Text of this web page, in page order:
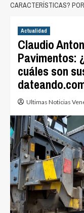
CARACTERÍSTICAS?
Actualidad
Claudio
Pavimentos:
cuáles son
Ultimas Noticias